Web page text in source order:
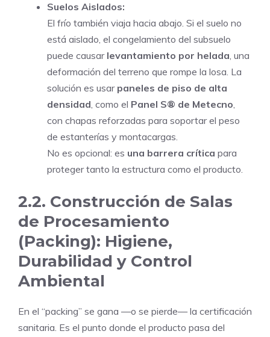
Suelos Aislados:
El frío también viaja hacia abajo. Si el suelo no
está aislado, el congelamiento del subsuelo
puede causar levantamiento por helada, una
deformación del terreno que rompe la losa. La
solución es usar paneles de piso de alta
densidad, como el Panel S® de Metecno,
con chapas reforzadas para soportar el peso
de estanterías y montacargas.
No es opcional: es una barrera crítica para
proteger tanto la estructura como el producto.
2.2. Construcción de Salas
de Procesamiento
(Packing): Higiene,
Durabilidad y Control
Ambiental
En el “packing” se gana —o se pierde— la certificación
sanitaria. Es el punto donde el producto pasa del